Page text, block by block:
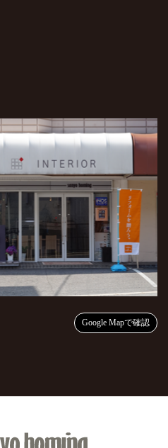
Google Mapで確認